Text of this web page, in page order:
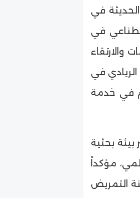
الحديثة في
في
الريادي في
في خدمة
بحثية
مؤكداً
التمريض